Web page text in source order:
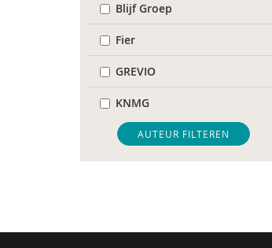
Blijf Groep
Fier
GREVIO
KNMG
Pharos
Regioplan
Anne Addink
AUTEUR FILTEREN